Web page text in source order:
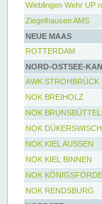
Wieblingen Wehr UP
Ziegelhausen AMS
NEUE MAAS
ROTTERDAM
NORD-OSTSEE-
AWK STROHBRÜCK
NOK BREIHOLZ
NOK BRUNSBÜTTEL
NOK DÜKERSWISCH
NOK KIEL AUSSEN
NOK KIEL BINNEN
NOK KÖNIGSFÖRDE
NOK RENDSBURG